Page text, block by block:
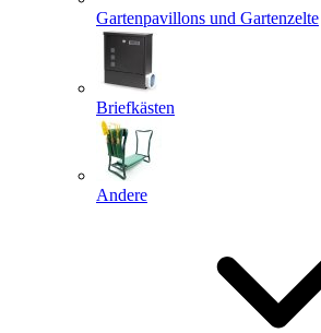
Gartenpavillons und Gartenzelte
Briefkästen
Andere